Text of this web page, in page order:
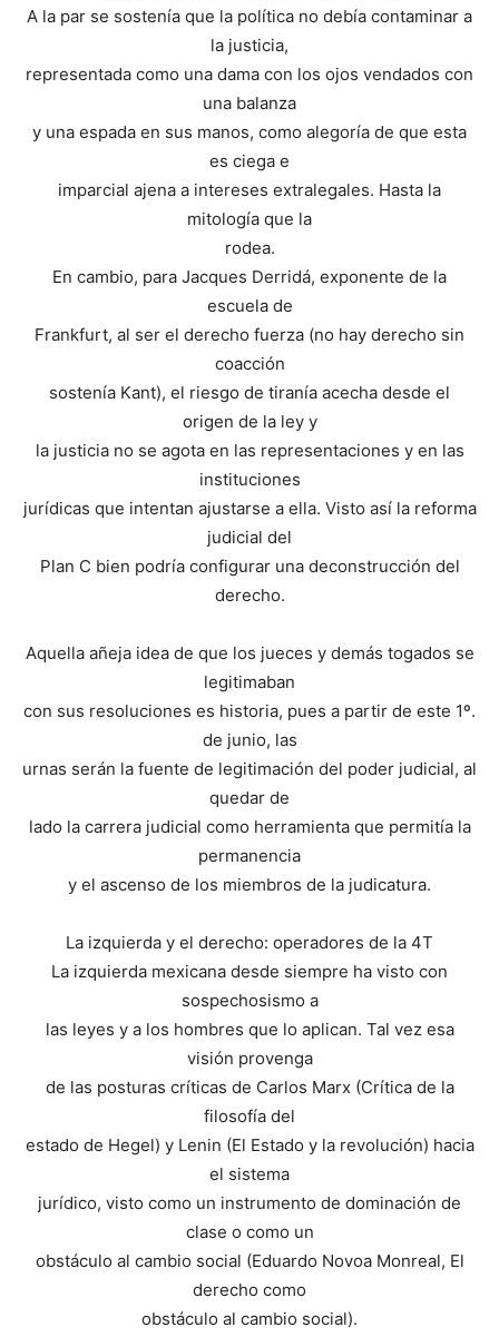
A la par se sostenía que la política no debía contaminar a
la justicia,
representada como una dama con los ojos vendados con
una balanza
y una espada en sus manos, como alegoría de que esta
es ciega e
imparcial ajena a intereses extralegales. Hasta la
mitología que la
rodea.
En cambio, para Jacques Derridá, exponente de la
escuela de
Frankfurt, al ser el derecho fuerza (no hay derecho sin
coacción
sostenía Kant), el riesgo de tiranía acecha desde el
origen de la ley y
la justicia no se agota en las representaciones y en las
instituciones
jurídicas que intentan ajustarse a ella. Visto así la reforma
judicial del
Plan C bien podría configurar una deconstrucción del
derecho.
Aquella añeja idea de que los jueces y demás togados se
legitimaban
con sus resoluciones es historia, pues a partir de este 1º.
de junio, las
urnas serán la fuente de legitimación del poder judicial, al
quedar de
lado la carrera judicial como herramienta que permitía la
permanencia
y el ascenso de los miembros de la judicatura.
La izquierda y el derecho: operadores de la 4T
La izquierda mexicana desde siempre ha visto con
sospechosismo a
las leyes y a los hombres que lo aplican. Tal vez esa
visión provenga
de las posturas críticas de Carlos Marx (Crítica de la
filosofía del
estado de Hegel) y Lenin (El Estado y la revolución) hacia
el sistema
jurídico, visto como un instrumento de dominación de
clase o como un
obstáculo al cambio social (Eduardo Novoa Monreal, El
derecho como
obstáculo al cambio social).